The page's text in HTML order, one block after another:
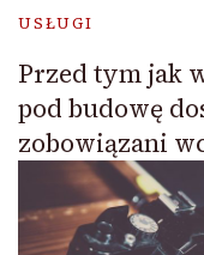
USŁUGI
Przed tym jak
pod budowę
zobowiązani